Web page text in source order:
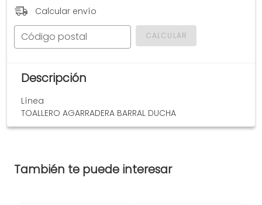
Calcular envío
Código postal CALCULAR
Descripción
Línea
TOALLERO AGARRADERA BARRAL DUCHA
También te puede interesar